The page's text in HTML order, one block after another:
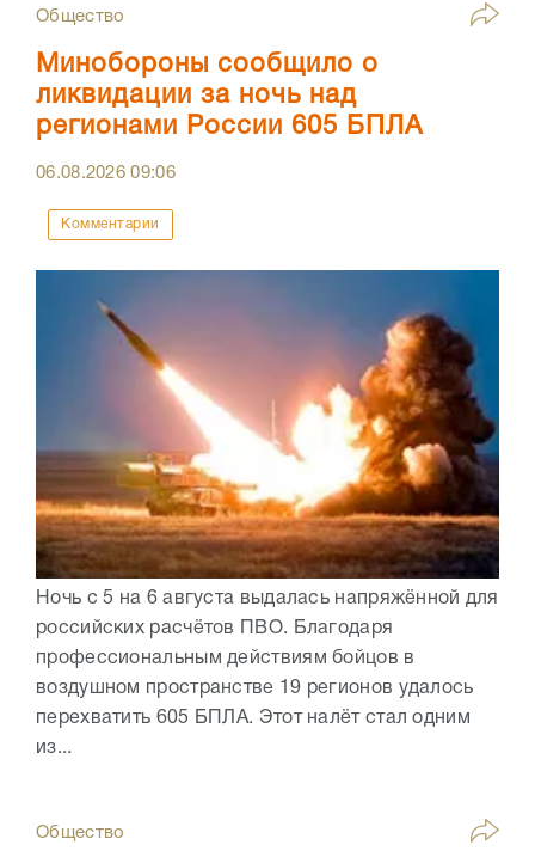
Общество
Минобороны сообщило о
ликвидации за ночь над
регионами России 605 БПЛА
06.08.202609:06
Комментарии
Ночь с 5 на 6 августа выдалась напряжённой для
российских расчётов ПВО. Благодаря
профессиональным действиям бойцов в
воздушном пространстве 19 регионов удалось
перехватить 605 БПЛА. Этот налёт стал одним
из...
Общество